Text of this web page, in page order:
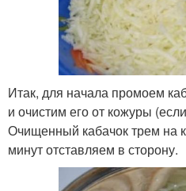
Итак, для начала промоем
и очистим его от кожуры
Очищенный кабачок трем на
минут отставляем в сторону.